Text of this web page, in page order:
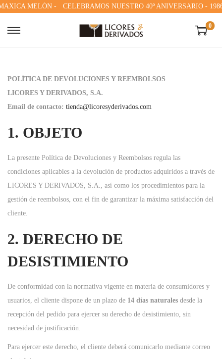
MELÓN - CELEBRAMOS NUESTRO 40º ANIVERSARIO -
S
t
r
n
a
v
e
c
i
n
S
t
r
o
n
t
e
d
o
0
POLÍTICA DE DEVOLUCIONES Y REEMBOLSOS
LICORES Y DERIVADOS, S.A.
Email de contacto: tienda@licoresyderivados.com
1. OBJETO
La presente Política de Devoluciones y Reembolsos regula las
condiciones aplicables a la devolución de productos adquiridos a través de
LICORES Y DERIVADOS, S.A., así como los procedimientos para la
gestión de reembolsos, con el fin de garantizar la máxima satisfacción del
cliente.
2. DERECHO DE
DESISTIMIENTO
De conformidad con la normativa vigente en materia de consumidores y
usuarios, el cliente dispone de un plazo de 14 días naturales desde la
recepción del pedido para ejercer su derecho de desistimiento, sin
necesidad de justificación.
Para ejercer este derecho, el cliente deberá comunicarlo mediante correo